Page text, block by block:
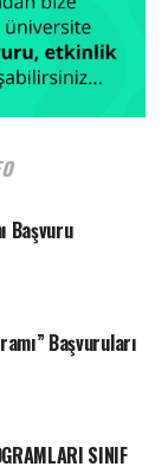
Başvuru
Başvuruları
SINIF